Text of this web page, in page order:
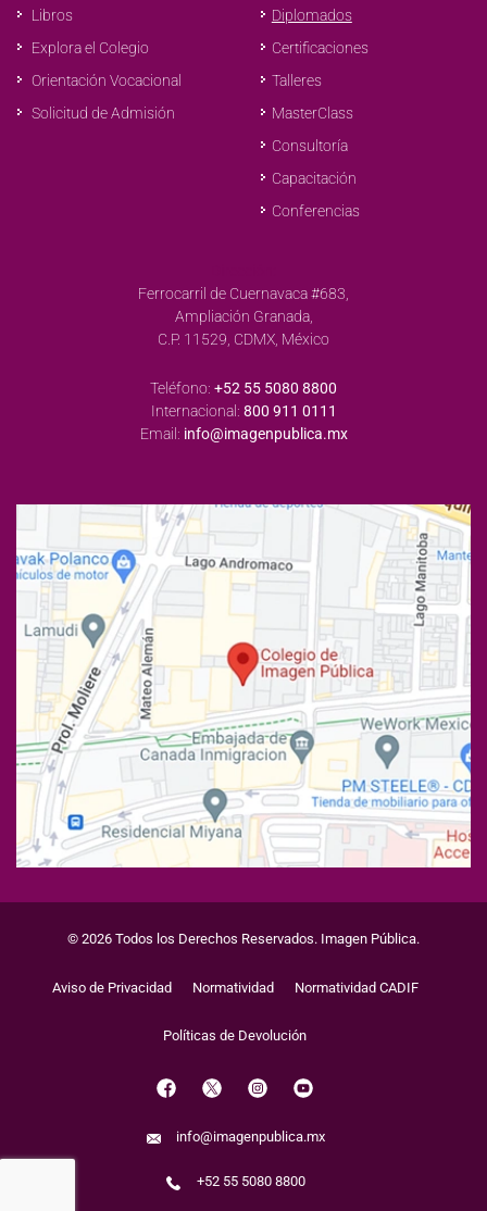
Libros
Explora el Colegio
Orientación Vocacional
Solicitud de Admisión
Diplomados
Certificaciones
Talleres
MasterClass
Consultoría
Capacitación
Conferencias
Ferrocarril de Cuernavaca #683,
Ampliación Granada,
C.P. 11529, CDMX, México
Teléfono: +52 55 5080 8800
Internacional: 800 911 0111
Email: info@imagenpublica.mx
© 2026 Todos los Derechos Reservados. Imagen Pública.
Aviso de Privacidad Normatividad Normatividad CADIF
Políticas de Devolución
info@imagenpublica.mx
+52 55 5080 8800